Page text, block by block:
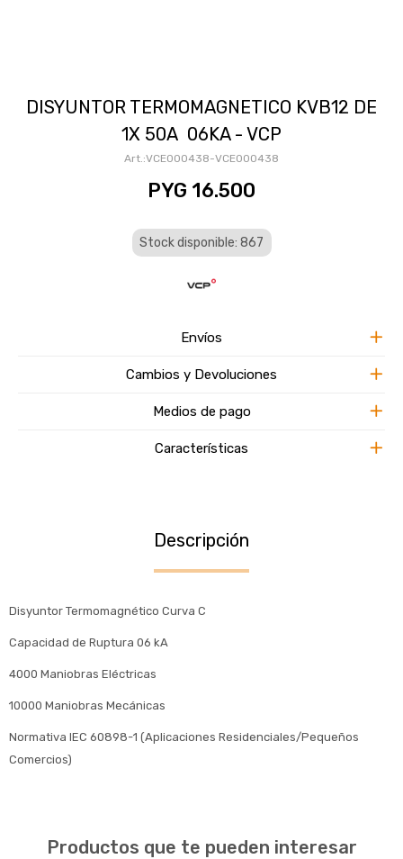
DISYUNTOR TERMOMAGNETICO KVB12 DE
1X 50A 06KA - VCP
VCE000438-VCE000438
PYG 16.500
Stock disponible: 867
Envíos
Cambios y Devoluciones
Medios de pago
Características
Descripción
Disyuntor Termomagnético Curva C
Capacidad de Ruptura 06 kA
4000 Maniobras Eléctricas
10000 Maniobras Mecánicas
Normativa IEC 60898-1 (Aplicaciones Residenciales/Pequeños
Comercios)
Productos que te pueden interesar